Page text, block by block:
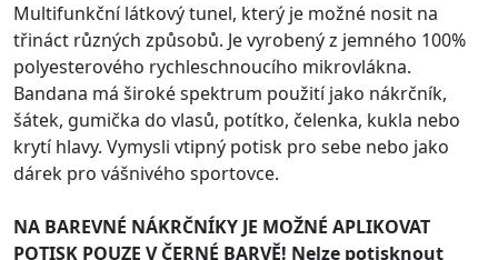
Multifunkční látkový tunel, který je možné nosit na
třináct různých způsobů. Je vyrobený z jemného 100%
polyesterového rychleschnoucího mikrovlákna.
Bandana má široké spektrum použití jako nákrčník,
šátek, gumička do vlasů, potítko, čelenka, kukla nebo
krytí hlavy. Vymysli vtipný potisk pro sebe nebo jako
dárek pro vášnivého sportovce.
NA BAREVNÉ NÁKRČNÍKY JE MOŽNÉ APLIKOVAT
POTISK POUZE V ČERNÉ BARVĚ! Nelze potisknout